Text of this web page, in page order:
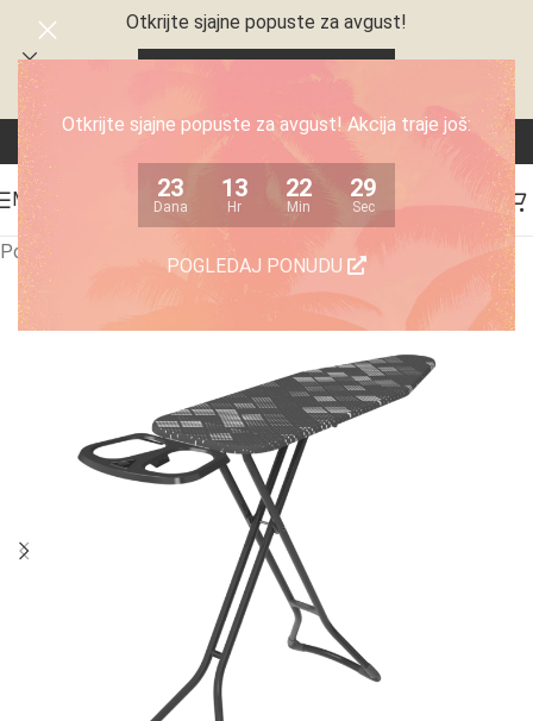
Otkrijte sjajne popuste za avgust! Akcija traje još:
23
Dana
13
Hr
22
Min
28
Sec
POGLEDAJ PONUDU
Otkrijte sjajne popuste za avgust!
MENI
Početna Ostali kućni aparati